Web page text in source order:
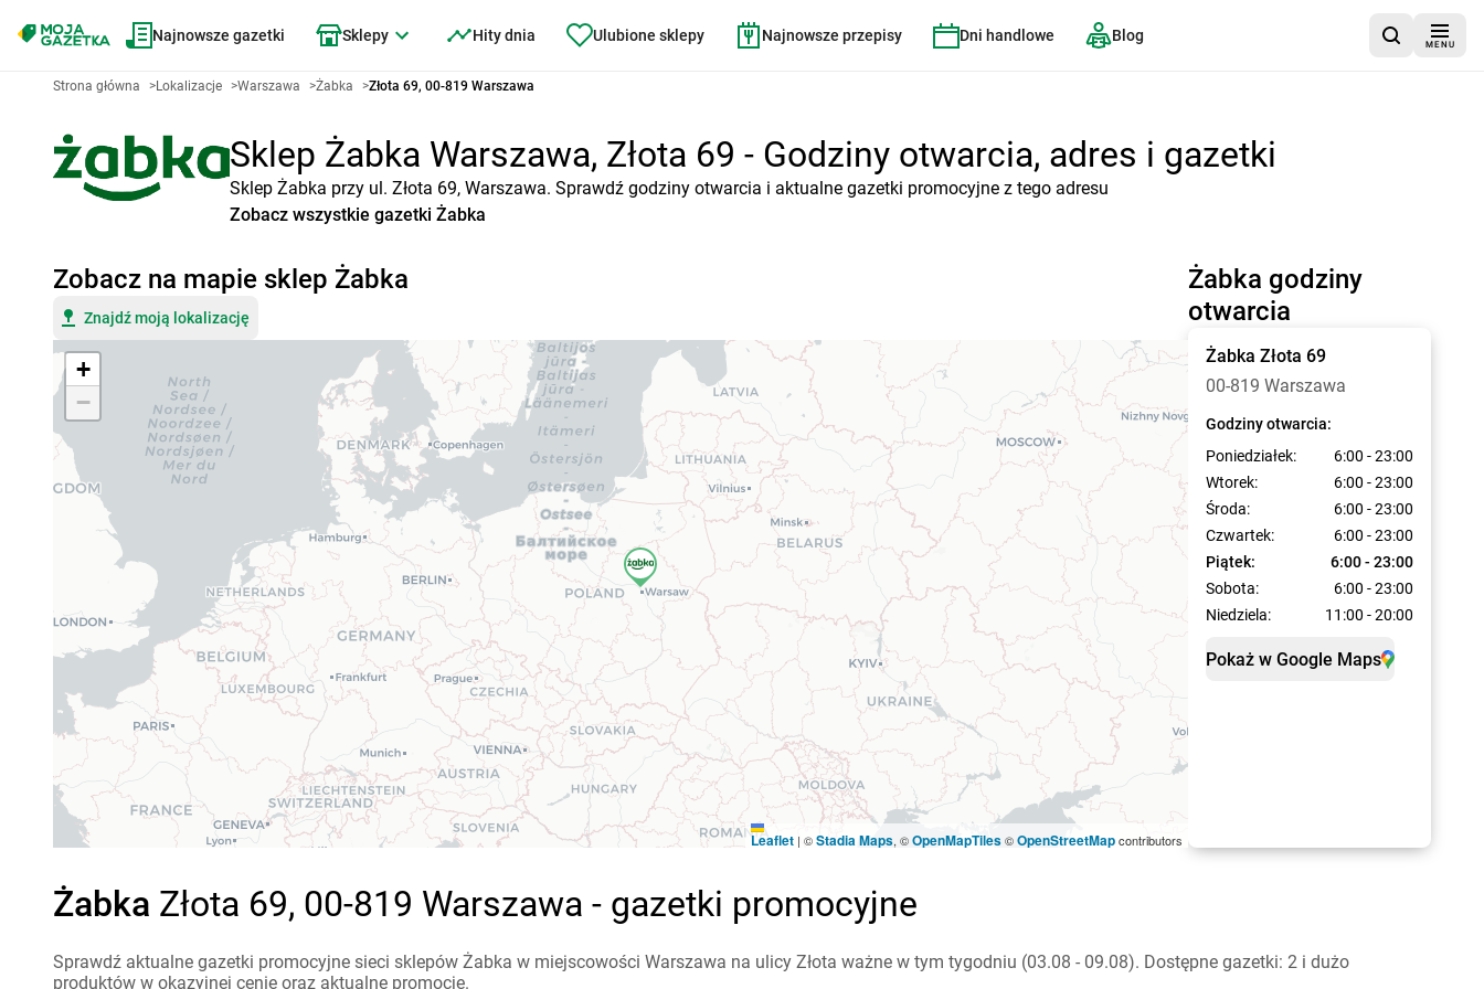
Najnowsze gazetki Sklepy Hity dnia Ulubione sklepy Najnowsze przepisy Dni handlowe Blog
MENU
Strona główna >Lokalizacje >Warszawa >Żabka >Złota 69, 00-819 Warszawa
Sklep Żabka Warszawa, Złota 69 - Godziny otwarcia, adres i gazetki
Sklep Żabka przy ul. Złota 69, Warszawa. Sprawdź godziny otwarcia i aktualne gazetki promocyjne z tego adresu
Zobacz wszystkie gazetki Żabka
Żabka godziny
otwarcia
Żabka Złota 69
00-819 Warszawa
Godziny otwarcia:
Poniedziałek:
6:00 - 23:00
Wtorek:
6:00 - 23:00
Środa:
6:00 - 23:00
Czwartek:
6:00 - 23:00
Piątek:
6:00 - 23:00
Sobota:
6:00 - 23:00
Niedziela:
11:00 - 20:00
Pokaż w Google Maps
Zobacz na mapie sklep Żabka
Znajdź moją lokalizację
+
−
Leaflet | ©Stadia Maps, ©OpenMapTiles©OpenStreetMapcontributors
Żabka Złota 69, 00-819 Warszawa - gazetki promocyjne
Sprawdź aktualne gazetki promocyjne sieci sklepów Żabka w miejscowości Warszawa na ulicy Złota ważne w tym tygodniu (03.08 - 09.08). Dostępne gazetki: 2 i dużo
produktów w okazyjnej cenie oraz aktualne promocje.